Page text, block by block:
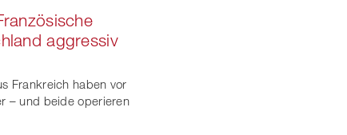
aggressiv
Frankreich haben vor
– und beide operieren